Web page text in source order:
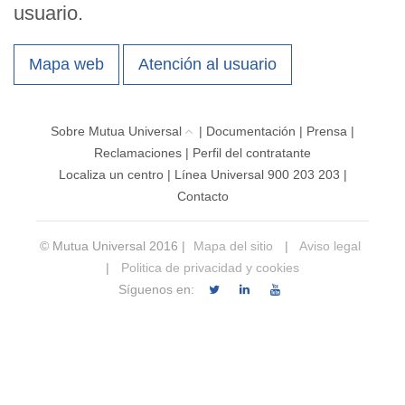
usuario.
Mapa web Atención al usuario
Sobre Mutua Universal | Documentación | Prensa |
Reclamaciones | Perfil del contratante
Localiza un centro| Línea Universal 900 203 203 |
Contacto
© Mutua Universal 2016 | Mapa del sitio |
Aviso legal
|
Politica de privacidad y cookies
Síguenos en: